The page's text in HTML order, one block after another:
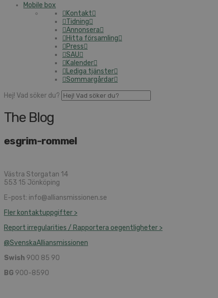
Mobile box
Kontakt
Tidning
Annonsera
Hitta församling
Press
SAU
Kalender
Lediga tjänster
Sommargårdar
Hej! Vad söker du?
The Blog
esgrim-rommel
Västra Storgatan 14
553 15 Jönköping
E-post: info@alliansmissionen.se
Fler kontaktuppgifter >
Report irregularities / Rapportera oegentligheter >
@SvenskaAlliansmissionen
Swish 900 85 90
BG 900-8590